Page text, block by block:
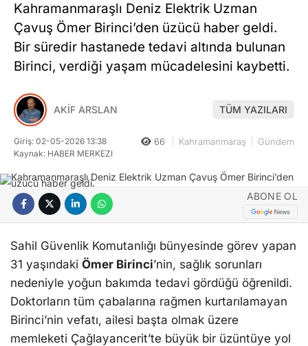
Kahramanmaraşlı Deniz Elektrik Uzman
Çavuş Ömer Birinci’den üzücü haber geldi.
Bir süredir hastanede tedavi altında bulunan
Birinci, verdiği yaşam mücadelesini kaybetti.
AKİF ARSLAN TÜM YAZILARI
Giriş: 02-05-2026 13:38
Kaynak: HABER MERKEZI
66 Kahramanmaraş Gündem
ABONE OL
Sahil Güvenlik Komutanlığı bünyesinde görev yapan
31 yaşındaki Ömer Birinci’nin, sağlık sorunları
nedeniyle yoğun bakımda tedavi gördüğü öğrenildi.
Doktorların tüm çabalarına rağmen kurtarılamayan
Birinci’nin vefatı, ailesi başta olmak üzere
memleketi Çağlayancerit’te büyük bir üzüntüye yol